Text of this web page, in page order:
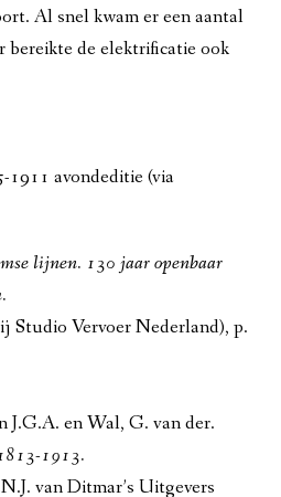
Al snel kwam er een aantal
de elektrificatie ook
1911 avondeditie (via
lijnen. 130 jaar openbaar
Studio Vervoer Nederland), p.
J.G.A. en Wal, G. van der.
1913.
van Ditmar’s Uitgevers